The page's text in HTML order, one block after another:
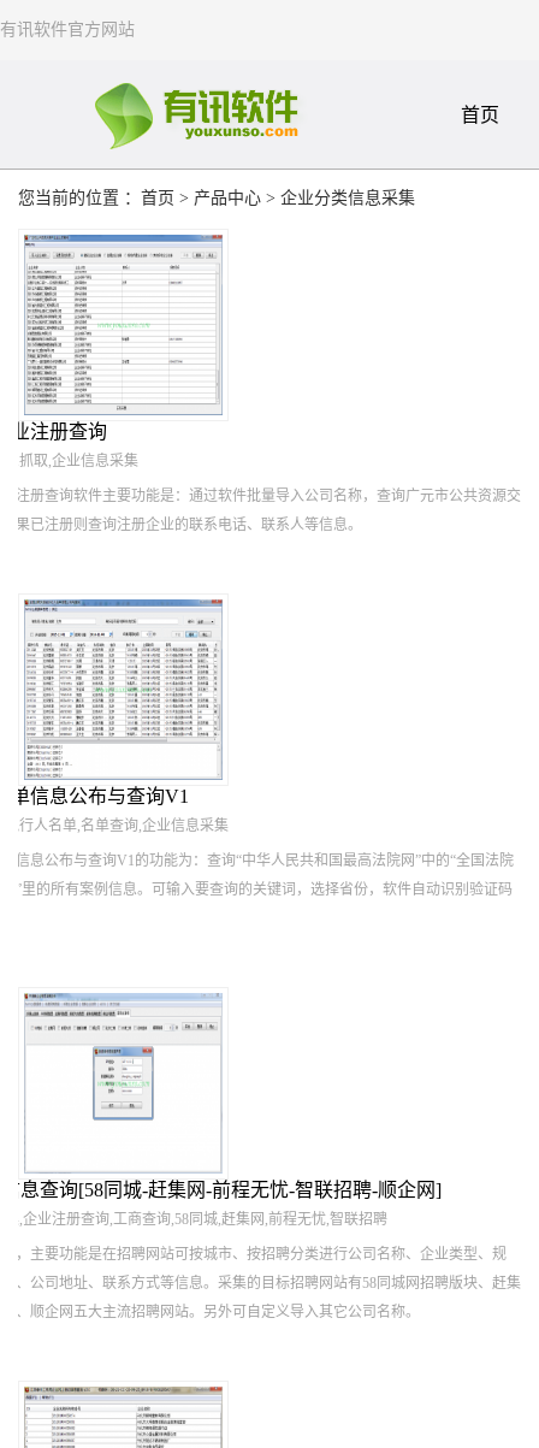
有讯软件官方网站
首页
您当前的位置 ： 首页 > 产品中心 > 企业分类信息采集
业注册查询
抓取,企业信息采集
注册查询软件主要功能是：通过软件批量导入公司名称，查询广元市公共资源交
果已注册则查询注册企业的联系电话、联系人等信息。
单信息公布与查询V1
行人名单,名单查询,企业信息采集
信息公布与查询V1的功能为：查询“中华人民共和国最高法院网”中的“全国法院
”里的所有案例信息。可输入要查询的关键词，选择省份，软件自动识别验证码
息查询[58同城-赶集网-前程无忧-智联招聘-顺企网]
,企业注册查询,工商查询,58同城,赶集网,前程无忧,智联招聘
，主要功能是在招聘网站可按城市、按招聘分类进行公司名称、企业类型、规
、公司地址、联系方式等信息。采集的目标招聘网站有58同城网招聘版块、赶集
、顺企网五大主流招聘网站。另外可自定义导入其它公司名称。